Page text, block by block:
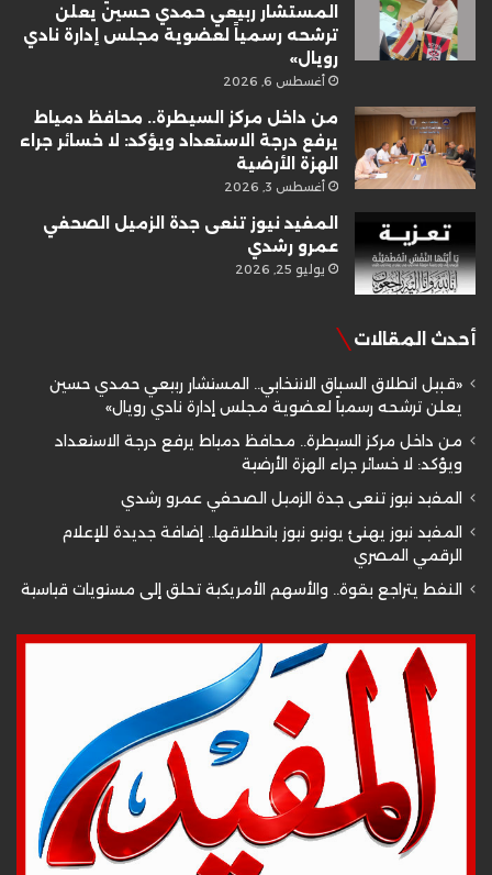
المستشار ربيعي حمدي حسين يعلن
ترشحه رسمياً لعضوية مجلس إدارة نادي
رويال»
أغسطس 6, 2026
من داخل مركز السيطرة.. محافظ دمياط
يرفع درجة الاستعداد ويؤكد: لا خسائر جراء
الهزة الأرضية
أغسطس 3, 2026
المفيد نيوز تنعى جدة الزميل الصحفي
عمرو رشدي
يوليو 25, 2026
أحدث المقالات
«قبيل انطلاق السباق الانتخابي.. المستشار ربيعي حمدي حسين
يعلن ترشحه رسمياً لعضوية مجلس إدارة نادي رويال»
من داخل مركز السيطرة.. محافظ دمياط يرفع درجة الاستعداد
ويؤكد: لا خسائر جراء الهزة الأرضية
المفيد نيوز تنعى جدة الزميل الصحفي عمرو رشدي
المفيد نيوز يهنئ يونيو نيوز بانطلاقها.. إضافة جديدة للإعلام
الرقمي المصري
النفط يتراجع بقوة.. والأسهم الأمريكية تحلق إلى مستويات قياسية